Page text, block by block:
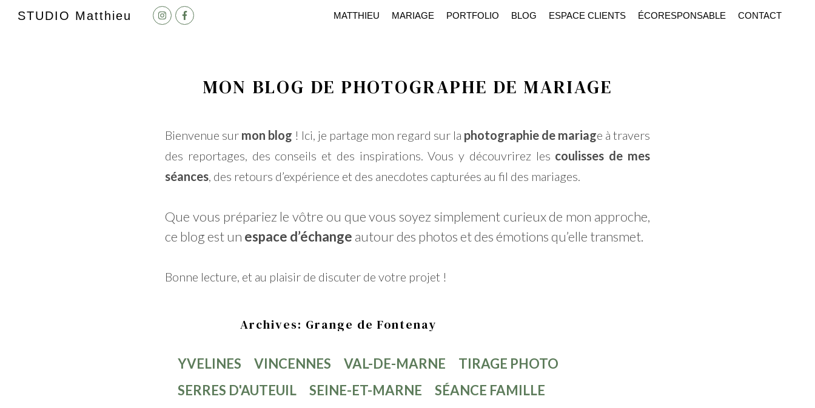
STUDIO Matthieu MATTHIEU MARIAGE PORTFOLIO BLOG ESPACE CLIENTS ÉCORESPONSABLE CONTACT
MON BLOG DE PHOTOGRAPHE DE MARIAGE
Bienvenue sur mon blog ! Ici, je partage mon regard sur la photographie de mariage à travers
des reportages, des conseils et des inspirations. Vous y découvrirez les coulisses de mes
séances, des retours d’expérience et des anecdotes capturées au fil des mariages.
Que vous prépariez le vôtre ou que vous soyez simplement curieux de mon approche,
ce blog est un espace d’échange autour des photos et des émotions qu’elle transmet.
Bonne lecture, et au plaisir de discuter de votre projet !
Archives: Grange de Fontenay
YVELINES VINCENNES VAL-DE-MARNE
TIRAGE PHOTO
SERRES D'AUTEUIL
SEINE-ET-MARNE
SÉANCE FAMILLE